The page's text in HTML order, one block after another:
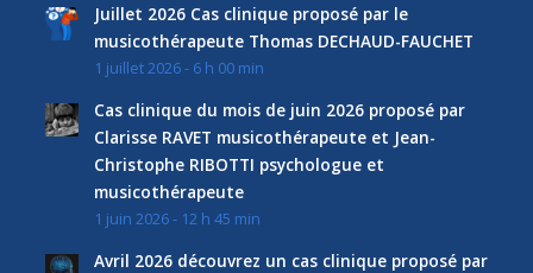
Juillet 2026 Cas clinique proposé par le
musicothérapeute Thomas DECHAUD-FAUCHET
1 juillet 2026 - 6 h 00 min
Cas clinique du mois de juin 2026 proposé par
Clarisse RAVET musicothérapeute et Jean-
Christophe RIBOTTI psychologue et
musicothérapeute
1 juin 2026 - 12 h 45 min
Avril 2026 découvrez un cas clinique proposé par